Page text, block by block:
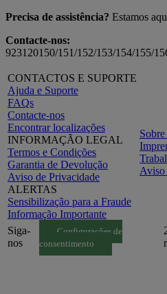
Precisa de assistência? Estamos
Contacte-nos:
923120150/151/152/153/154/155/
CONTACTOS E SUPORTE
Ajuda e Suporte
FAQs
Contacte-nos
Encontrar localizações
INFORMAÇÃO LEGAL
Termos e Condições
Garantia de Devolução
Aviso de Privacidade
ALERTAS
Sensibilização para a Fraude
Informação Importante
Aviso
Siga-
nos
Configurações de
consentimento